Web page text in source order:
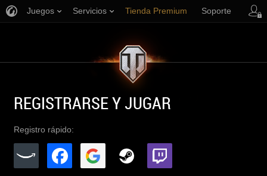
Juegos Servicios Tienda Premium Soporte
REGISTRARSE Y JUGAR
Registro rápido: